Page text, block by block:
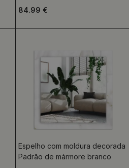
84.99 €
Espelho com moldura decorada
Padrão de mármore branco